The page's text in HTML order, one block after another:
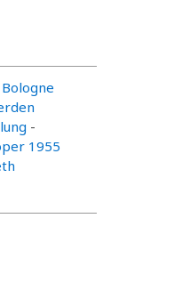
Bologne
-
1955